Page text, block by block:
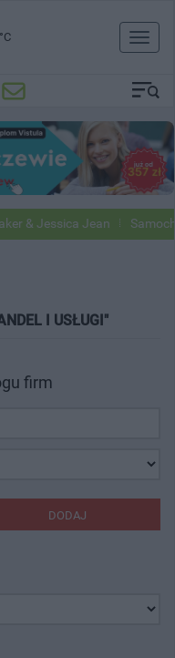
Toggle
& Jessica Jean
I USŁUGI"
firm
DODAJ